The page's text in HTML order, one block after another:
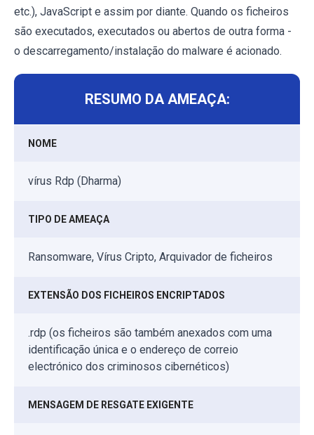
etc.), JavaScript e assim por diante. Quando os ficheiros
são executados, executados ou abertos de outra forma -
o descarregamento/instalação do malware é acionado.
RESUMO DA AMEAÇA:
NOME
vírus Rdp (Dharma)
TIPO DE AMEAÇA
Ransomware, Vírus Cripto, Arquivador de ficheiros
EXTENSÃO DOS FICHEIROS ENCRIPTADOS
.rdp (os ficheiros são também anexados com uma
identificação única e o endereço de correio
electrónico dos criminosos cibernéticos)
MENSAGEM DE RESGATE EXIGENTE